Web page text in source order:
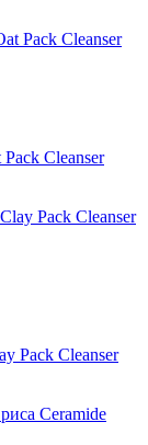
Cleanser
Pack Cleanser